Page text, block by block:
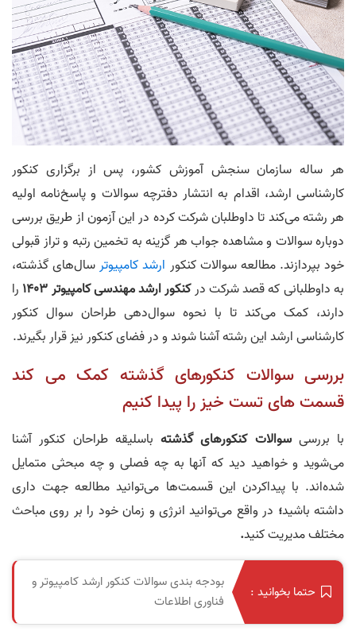
هر ساله سازمان سنجش آموزش کشور، پس از برگزاری کنکور
کارشناسی ارشد، اقدام به انتشار دفترچه سوالات و پاسخ‌نامه اولیه
هر رشته می‌کند تا داوطلبان شرکت کرده در این آزمون از طریق بررسی
دوباره سوالات و مشاهده جواب هر گزینه به تخمین رتبه و تراز قبولی
خود بپردازند. مطالعه سوالات کنکور ارشد کامپیوترسال‌های گذشته،
به داوطلبانی که قصد شرکت درکنکور ارشد مهندسی کامپیوتر 1403
را
دارند، کمک می‌کند تا با نحوه سوال‌دهی طراحان سوال کنکور
کارشناسی ارشد این رشته آشنا شوند و در فضای کنکور نیز قرار بگیرند.
بررسی سوالات کنکورهای گذشته کمک می کند
قسمت های تست خیز را پیدا کنیم
با بررسیسوالات کنکورهای گذشته باسلیقه طراحان کنکور آشنا
می‌شوید و خواهید دید که آنها به چه فصلی و چه مبحثی متمایل
شده‌اند. با پیداکردن این قسمت‌ها می‌توانید مطالعه جهت داری
داشته باشید؛ در واقع می‌توانید انرژی و زمان خود را بر روی مباحث
مختلف مدیریت کنید.
حتما بخوانید :
بودجه بندی سوالات کنکور ارشد کامپیوتر و
فناوری اطلاعات